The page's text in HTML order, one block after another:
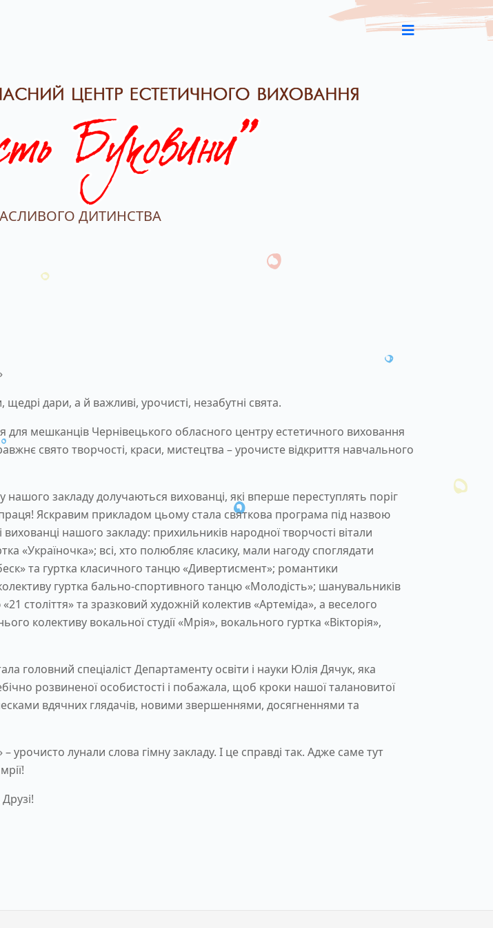
ДИТИНСТВА
дари, а й важливі, урочисті, незабутні свята.
для мешканців Чернівецького обласного центру естетичного виховання
свято творчості, краси, мистецтва – урочисте відкриття навчального
закладу долучаються вихованці, які вперше переступлять поріг
Яскравим прикладом цьому стала святкова програма під назвою
нашого закладу: прихильників народної творчості вітали
«Україночка»; всі, хто полюбляє класику, мали нагоду споглядати
та гуртка класичного танцю «Дивертисмент»; романтики
гуртка бально-спортивного танцю «Молодість»; шанувальників
століття» та зразковий художній колектив «Артеміда», а веселого
колективу вокальної студії «Мрія», вокального гуртка «Вікторія»,
головний спеціаліст Департаменту освіти і науки Юлія Дячук, яка
розвиненої особистості і побажала, щоб кроки нашої талановитої
вдячних глядачів, новими звершеннями, досягненнями та
урочисто лунали слова гімну закладу. І це справді так. Адже саме тут